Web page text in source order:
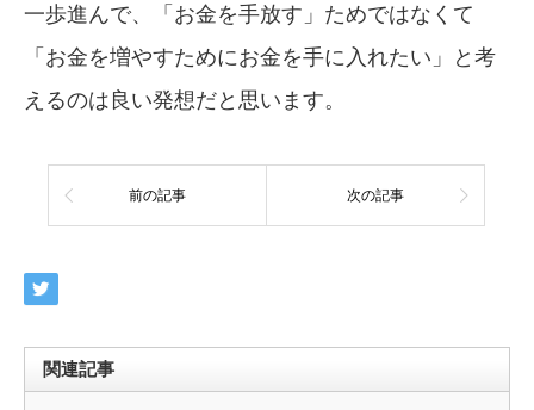
一歩進んで、「お金を手放す」ためではなくて
「お金を増やすためにお金を手に入れたい」と考
えるのは良い発想だと思います。
前の記事 次の記事
関連記事